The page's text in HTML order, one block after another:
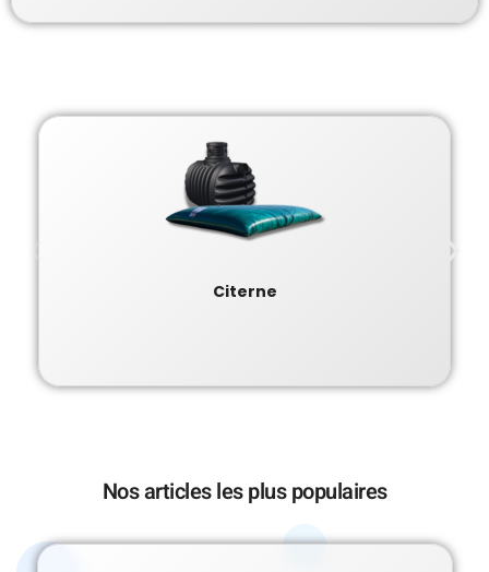
Citerne
Nos articles les plus populaires